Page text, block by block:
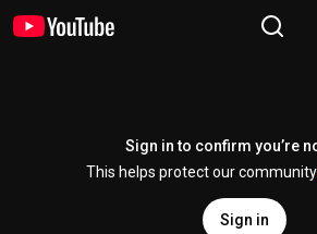
Sign in to confirm you’re
This helps protect our community.
Sign in